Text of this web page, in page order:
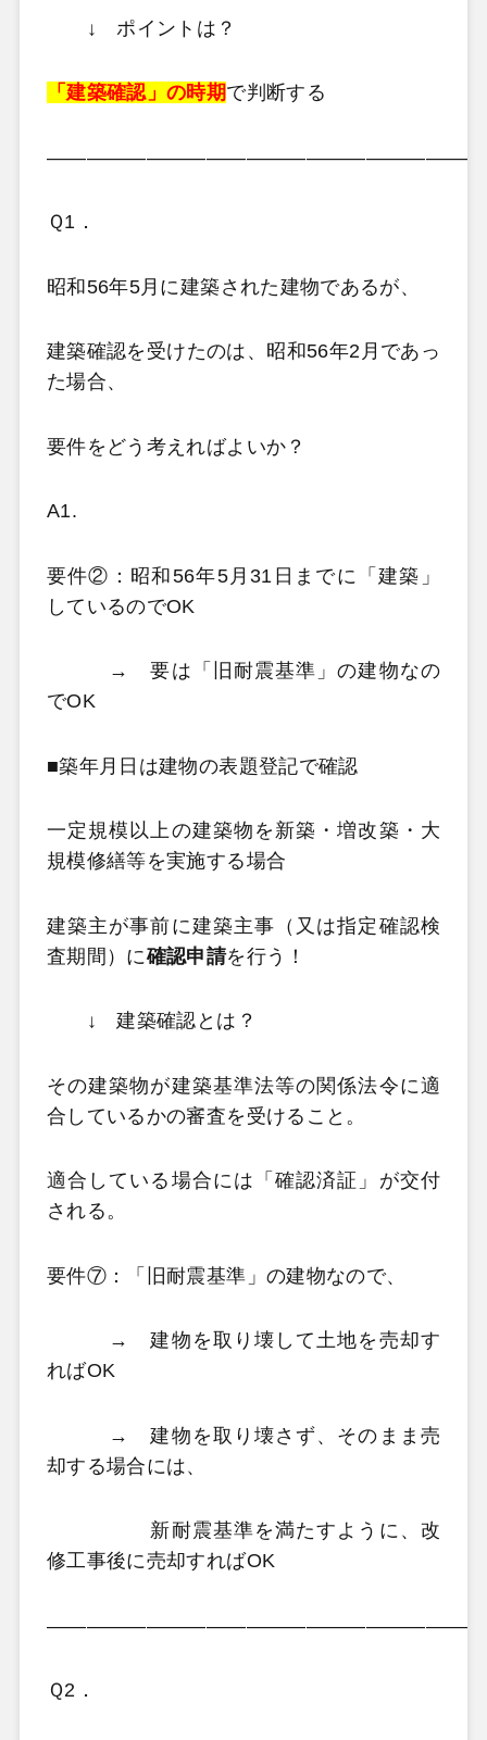
↓ ポイントは？
「建築確認」の時期で判断する
Ｑ1．
昭和56年5月に建築された建物であるが、
建築確認を受けたのは、昭和56年2月であっ
た場合、
要件をどう考えればよいか？
A1.
要件②：昭和56年5月31日までに「建築」
しているのでOK
→ 要は「旧耐震基準」の建物なの
でOK
■築年月日は建物の表題登記で確認
一定規模以上の建築物を新築・増改築・大
規模修繕等を実施する場合
建築主が事前に建築主事（又は指定確認検
査期間）に確認申請を行う！
↓ 建築確認とは？
その建築物が建築基準法等の関係法令に適
合しているかの審査を受けること。
適合している場合には「確認済証」が交付
される。
要件⑦：「旧耐震基準」の建物なので、
→ 建物を取り壊して土地を売却す
ればOK
→ 建物を取り壊さず、そのまま売
却する場合には、
新耐震基準を満たすように、改
修工事後に売却すればOK
Ｑ2．